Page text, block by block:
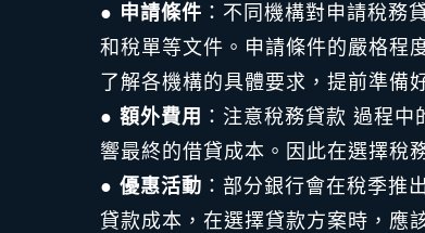
● 申請條件 ：不同機構對申請稅務
和稅單等文件。申請條件的嚴格程
了解各機構的具體要求，提前準備
● 額外費用 ：注意稅務貸款 過程
響最終的借貸成本。因此在選擇稅
● 優惠活動 ：部分銀行會在稅季推
貸款成本，在選擇貸款方案時，應